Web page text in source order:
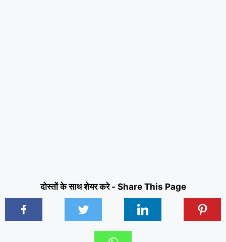
दोस्तों के साथ शेयर करे - Share This Page